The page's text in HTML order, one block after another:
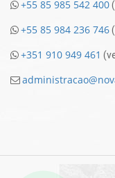
+55 85 985 542 400
+55 85 984 236 746
+351 910 949 461